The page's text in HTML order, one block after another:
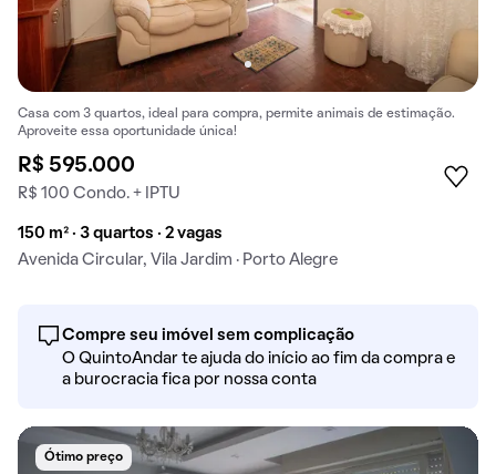
Casa com 3 quartos, ideal para compra, permite animais de estimação.
Aproveite essa oportunidade única!
R$ 595.000
R$ 100 Condo. + IPTU
150 m² · 3 quartos · 2 vagas
Avenida Circular, Vila Jardim · Porto Alegre
Compre seu imóvel sem complicação
O QuintoAndar te ajuda do início ao fim da compra e
a burocracia fica por nossa conta
Ótimo preço